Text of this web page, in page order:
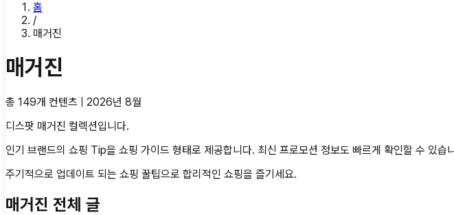
홈
/
매거진
매거진
총 149개 컨텐츠 | 2026년 8월
디스팟 매거진 컬렉션입니다.
인기 브랜드의 쇼핑 Tip을 쇼핑 가이드 형태로 제공합니다. 최신 프로모션 정보도 빠르게 확인할 수 있습
주기적으로 업데이트 되는 쇼핑 꿀팁으로 합리적인 쇼핑을 즐기세요.
매거진 전체 글